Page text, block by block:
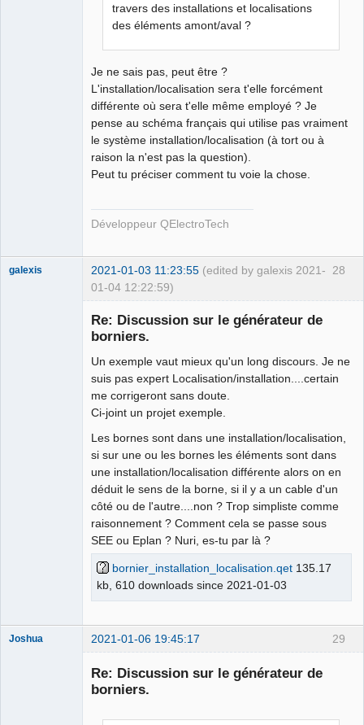
travers des installations et localisations
des éléments amont/aval ?
Je ne sais pas, peut être ?
L'installation/localisation sera t'elle forcément
différente où sera t'elle même employé ? Je
pense au schéma français qui utilise pas vraiment
le système installation/localisation (à tort ou à
raison la n'est pas la question).
Peut tu préciser comment tu voie la chose.
Développeur QElectroTech
28
galexis 2021-01-03 11:23:55 (edited by galexis 2021-
01-04 12:22:59)
Re: Discussion sur le générateur de
borniers.
Un exemple vaut mieux qu'un long discours. Je ne
suis pas expert Localisation/installation....certain
me corrigeront sans doute.
Ci-joint un projet exemple.
Les bornes sont dans une installation/localisation,
si sur une ou les bornes les éléments sont dans
une installation/localisation différente alors on en
déduit le sens de la borne, si il y a un cable d'un
côté ou de l'autre....non ? Trop simpliste comme
raisonnement ? Comment cela se passe sous
SEE ou Eplan ? Nuri, es-tu par là ?
bornier_installation_localisation.qet 135.17
kb, 610 downloads since 2021-01-03
29
Joshua 2021-01-06 19:45:17
Re: Discussion sur le générateur de
borniers.